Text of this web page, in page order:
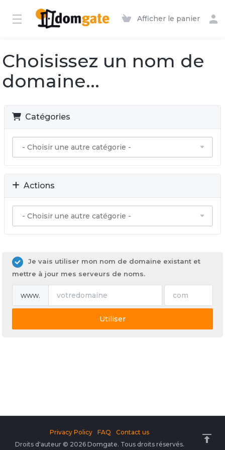
Afficher le panier
Choisissez un nom de
domaine...
Catégories
Actions
Je vais utiliser mon nom de domaine existant et
mettre à jour mes serveurs de noms.
www.
Utiliser
Droits d'auteur © 2026 Domgate. Tous droits réservés.
Privacy Policy FAQ Contact us